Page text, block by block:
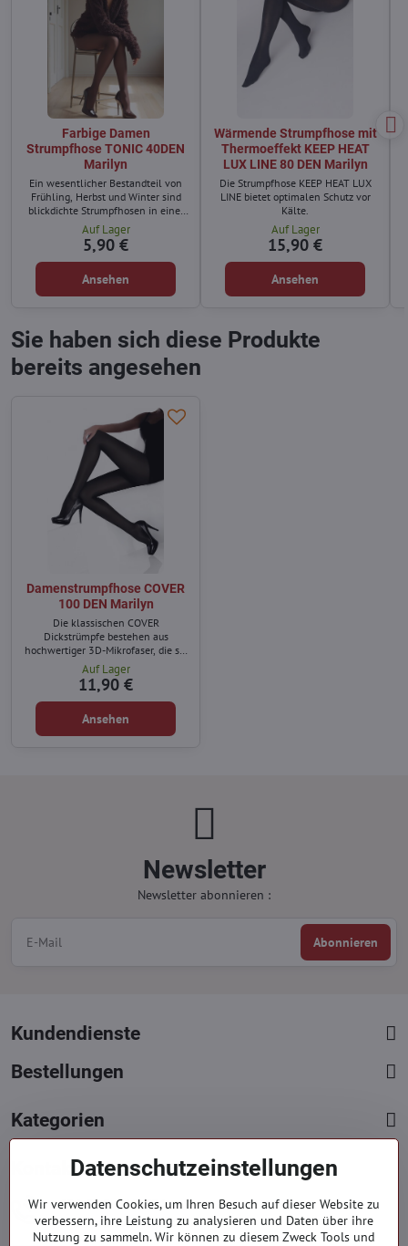
Farbige Damen
Strumpfhose TONIC 40DEN
Marilyn
Ein wesentlicher Bestandteil von
Frühling, Herbst und Winter sind
blickdichte Strumpfhosen in einer
großen Farbpalette, die sich
hervorragend kombinieren lassen.
Auf Lager
5,90 €
Ansehen
Wärmende Strumpfhose mit
Thermoeffekt KEEP HEAT
LUX LINE 80 DEN Marilyn
Die Strumpfhose KEEP HEAT LUX
LINE bietet optimalen Schutz vor
Kälte.
Auf Lager
15,90 €
Ansehen
Sie haben sich diese Produkte
bereits angesehen
Damenstrumpfhose COVER
100 DEN Marilyn
Die klassischen COVER
Dickstrümpfe bestehen aus
hochwertiger 3D-Mikrofaser, die sie
weich und strapazierfähig macht.
Auf Lager
11,90 €
Ansehen
Newsletter
Newsletter abonnieren :
Abonnieren
Kundendienste
Bestellungen
Kategorien
Kontakte
+421 919 060 751
Mont. - Freit. : 9:00 - 15:00 hod.
Datenschutzeinstellungen
Wir verwenden Cookies, um Ihren Besuch auf dieser Website zu
verbessern, ihre Leistung zu analysieren und Daten über ihre
Nutzung zu sammeln. Wir können zu diesem Zweck Tools und